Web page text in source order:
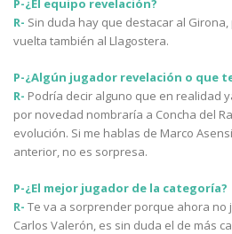
P-¿El equipo revelación?
R- Sin duda hay que destacar al
vuelta también al Llagostera.
P-¿Algún jugador revelación o que
R- Podría decir alguno que en realidad
por novedad nombraría a Concha del
evolución. Si me hablas de Marco
anterior, no es sorpresa.
P-¿El mejor jugador de la categoría?
R- Te va a sorprender porque ahora no
Carlos Valerón, es sin duda el de más